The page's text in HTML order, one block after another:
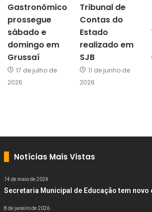
Gastronômico
prossegue
sábado e
domingo em
Grussaí
17 de julho de
2026
Tribunal de
Contas do
Estado
realizado em
SJB
11 de junho de
2026
Notícias Mais Vistas
14 de maio de 2024
Secretaria Municipal de Educação tem novo
8 de janeiro de 2026